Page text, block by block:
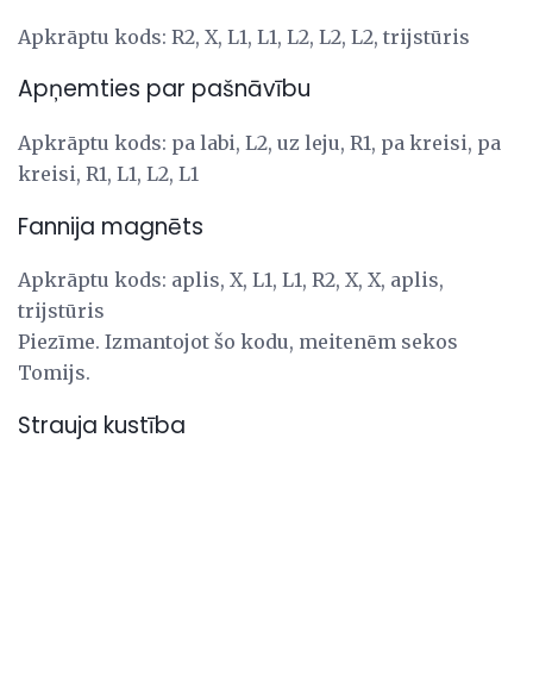
Apkrāptu kods: R2, X, L1, L1, L2, L2, L2, trijstūris
Apņemties par pašnāvību
Apkrāptu kods: pa labi, L2, uz leju, R1, pa kreisi, pa
kreisi, R1, L1, L2, L1
Fannija magnēts
Apkrāptu kods: aplis, X, L1, L1, R2, X, X, aplis,
trijstūris
Piezīme. Izmantojot šo kodu, meitenēm sekos
Tomijs.
Strauja kustība